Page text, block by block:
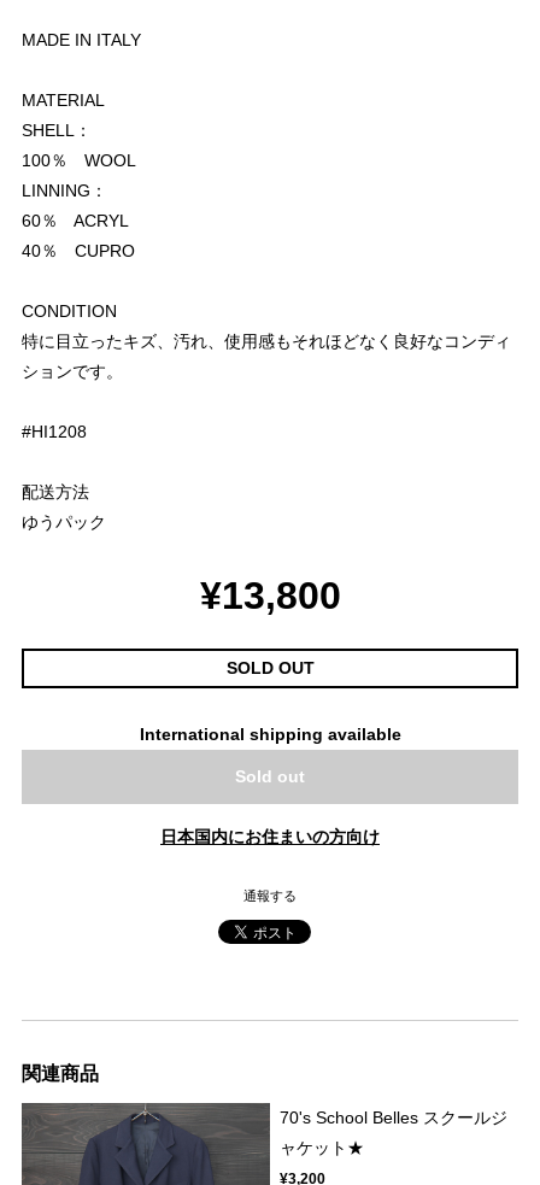
MADE IN ITALY
MATERIAL
SHELL：
100％ WOOL
LINNING：
60％ ACRYL
40％ CUPRO
CONDITION
特に目立ったキズ、汚れ、使用感もそれほどなく良好なコンディ
ションです。
#HI1208
配送方法
ゆうパック
¥13,800
SOLD OUT
International shipping available
Sold out
日本国内にお住まいの方向け
通報する
関連商品
70's School Belles スクールジ
ャケット★
¥3,200